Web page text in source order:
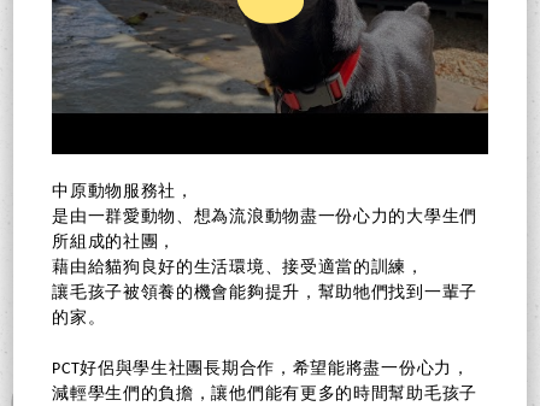
中原動物服務社，
是由一群愛動物、想為流浪動物盡一份心力的大學生們
所組成的社團，
藉由給貓狗良好的生活環境、接受適當的訓練，
讓毛孩子被領養的機會能夠提升，幫助牠們找到一輩子
的家。
PCT好侶與學生社團長期合作，希望能將盡一份心力，
減輕學生們的負擔，讓他們能有更多的時間幫助毛孩子